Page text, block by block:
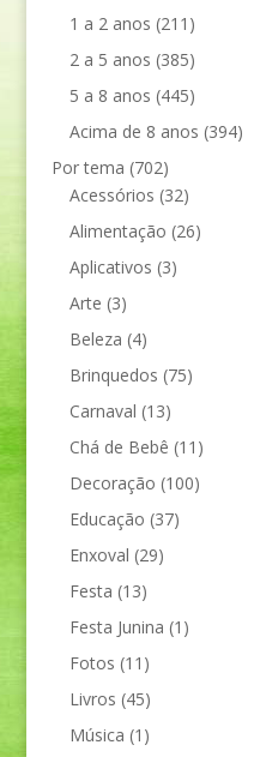
1 a 2 anos (211)
2 a 5 anos (385)
5 a 8 anos (445)
Acima de 8 anos (394)
Por tema (702)
Acessórios (32)
Alimentação (26)
Aplicativos (3)
Arte (3)
Beleza (4)
Brinquedos (75)
Carnaval (13)
Chá de Bebê (11)
Decoração (100)
Educação (37)
Enxoval (29)
Festa (13)
Festa Junina (1)
Fotos (11)
Livros (45)
Música (1)